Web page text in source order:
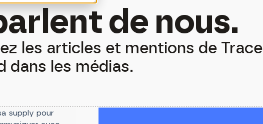
de nous.
les articles et mentions de Trace
dans les médias.